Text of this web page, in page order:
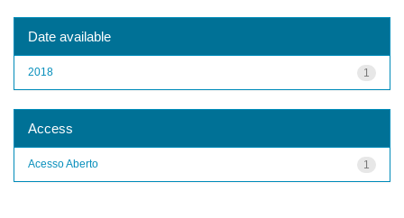
Date available
1
2018
Access
1
Acesso Aberto